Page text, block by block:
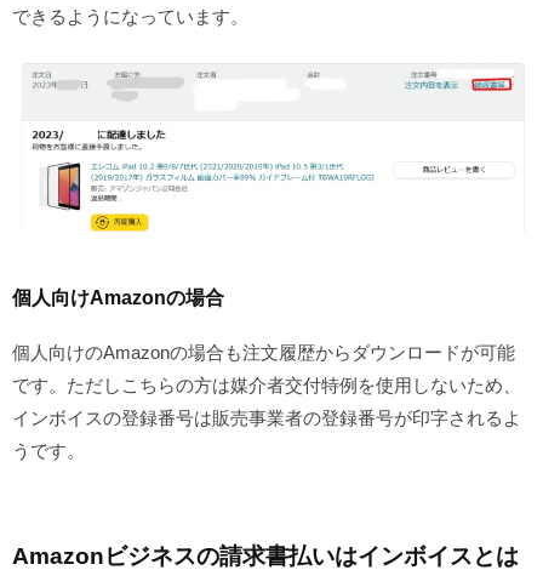
できるようになっています。
個人向けAmazonの場合
個人向けのAmazonの場合も注文履歴からダウンロードが可能
です。ただしこちらの方は媒介者交付特例を使用しないため、
インボイスの登録番号は販売事業者の登録番号が印字されるよ
うです。
Amazonビジネスの請求書払いはインボイスとは